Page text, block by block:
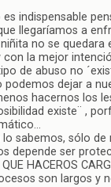
indispensable
llegaríamos a
no se quedara
con la mejor
de abuso no
podemos dejar a
hacernos los
existe¨ ,
lo sabemos, sólo
depende ser
HACEROS
son largos y